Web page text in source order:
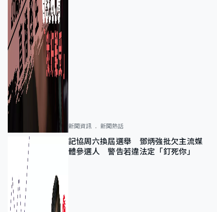
新聞資訊 新聞熱話
記協周六換屆選舉 鄧炳強批欠主流媒
體參選人 警告若違法定「釘死你」